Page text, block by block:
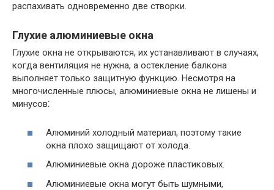
распахивать одновременно две створки.
Глухие алюминиевые окна
Глухие окна не открываются, их устанавливают в случаях,
когда вентиляция не нужна, а остекление балкона
выполняет только защитную функцию. Несмотря на
многочисленные плюсы, алюминиевые окна не лишены и
минусов⁚
Алюминий холодный материал, поэтому такие
окна плохо защищают от холода.
Алюминиевые окна дороже пластиковых.
Алюминиевые окна могут быть шумными,